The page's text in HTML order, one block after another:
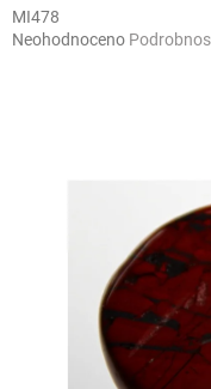
MI478
Průměrné
Neohodnoceno